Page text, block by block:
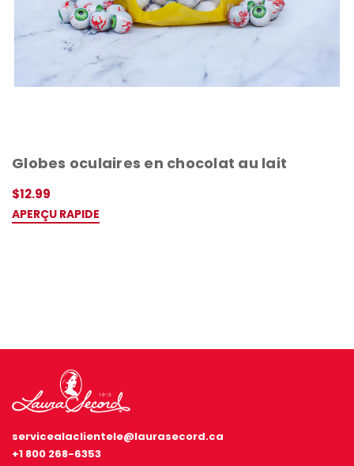
Globes oculaires en chocolat au lait
$12.99
APERÇU RAPIDE
servicealaclientele@laurasecord.ca
+1 800 268-6353
+1
Keep me up to date on news and offers
Ne manque rien, inscris-toi 🤍